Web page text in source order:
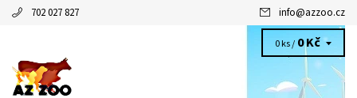
702 027 827 info@azzoo.cz
0 ks / 0 Kč